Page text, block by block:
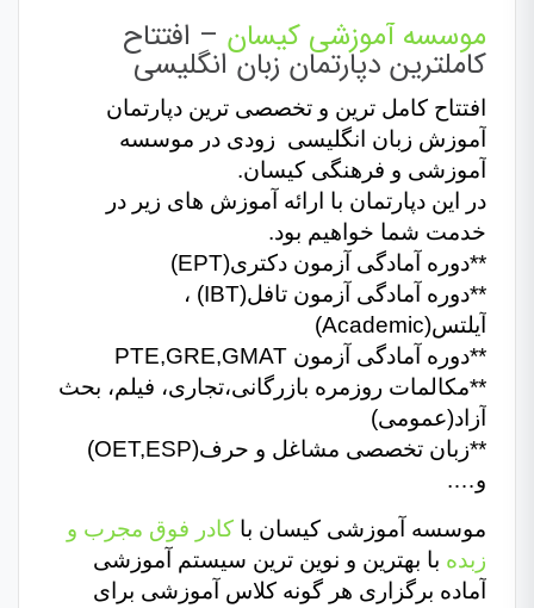
موسسه آموزشی کیسان – افتتاح
کاملترین دپارتمان زبان انگلیسی
افتتاح کامل ترین و تخصصی ترین دپارتمان
آموزش زبان انگلیسی زودی در موسسه
آموزشی و فرهنگی کیسان.
در این دپارتمان با ارائه آموزش های زیر در
خدمت شما خواهیم بود.
**دوره آمادگی آزمون دکتری(EPT)
**دوره آمادگی آزمون تافل(IBT) ،
آیلتس(Academic)
**دوره آمادگی آزمون PTE,GRE,GMAT
**مکالمات روزمره بازرگانی،تجاری، فیلم، بحث
آزاد(عمومی)
**زبان تخصصی مشاغل و حرف(OET,ESP)
و….
موسسه آموزشی کیسان با کادر فوق مجرب و
زبده با بهترین و نوین ترین سیستم‌ آموزشی
آماده برگزاری هر گونه کلاس آموزشی برای